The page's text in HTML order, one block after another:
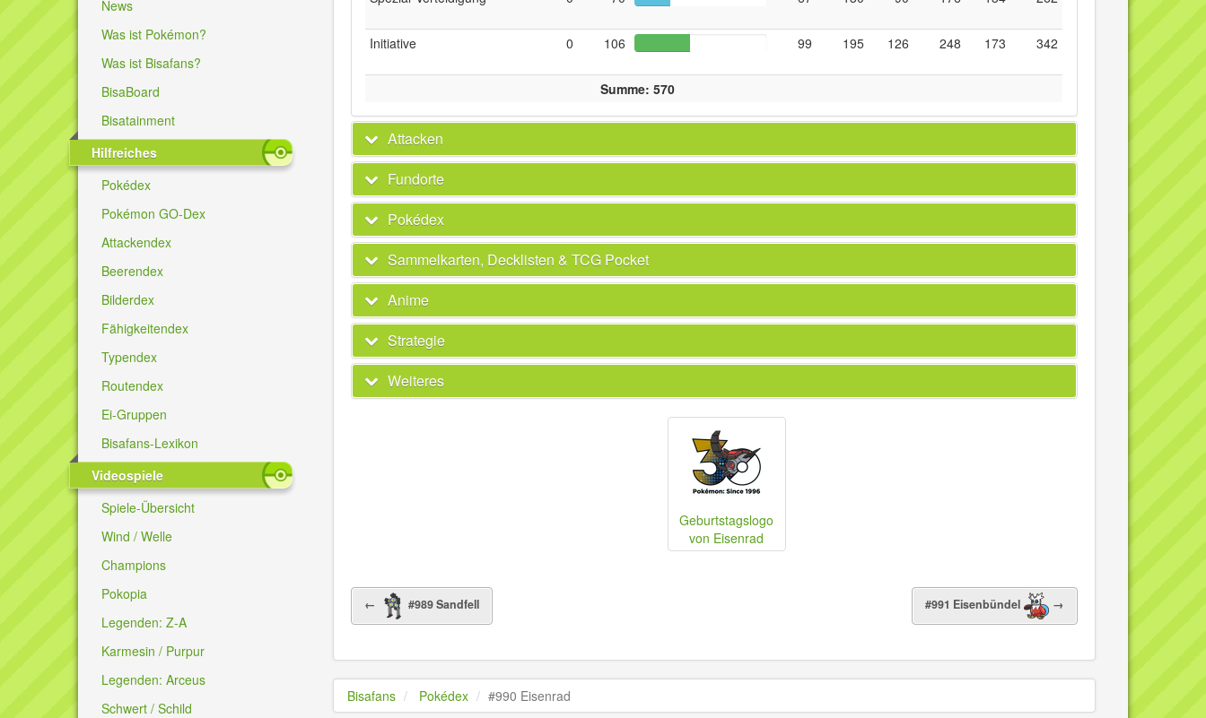
News
Was ist Pokémon?
Was ist Bisafans?
BisaBoard
Bisatainment
Hilfreiches
Pokédex
Pokémon GO-Dex
Attackendex
Beerendex
Bilderdex
Fähigkeitendex
Typendex
Routendex
Ei-Gruppen
Bisafans-Lexikon
Videospiele
Spiele-Übersicht
Wind / Welle
Champions
Pokopia
Legenden: Z-A
Karmesin / Purpur
Legenden: Arceus
Schwert / Schild
Initiative 0 106 99 195 126 248 173 342
Summe: 570
Attacken
Fundorte
Pokédex
Sammelkarten, Decklisten & TCG Pocket
Anime
Strategie
Weiteres
Geburtstagslogo
von Eisenrad
← #989 Sandfell #991 Eisenbündel →
Bisafans Pokédex #990 Eisenrad